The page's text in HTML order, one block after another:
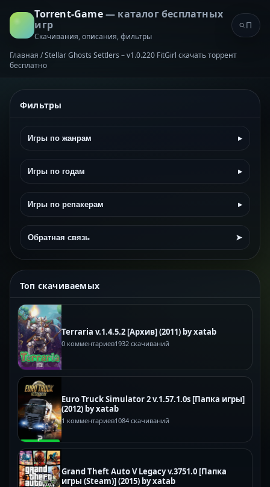
Torrent-Game— каталог бесплатных
игр
Скачивания, описания, фильтры
Главная /Stellar Ghosts Settlers – v1.0.220 FitGirl скачать торрент
бесплатно
Фильтры
Игры по жанрам ▸
Игры по годам ▸
Игры по репакерам ▸
Обратная связь ➤
Топ скачиваемых
Terraria v.1.4.5.2 [Архив] (2011) by xatab
0 комментариев1932 скачиваний
Euro Truck Simulator 2 v.1.57.1.0s [Папка игры]
(2012) by xatab
1 комментариев1084 скачиваний
Grand Theft Auto V Legacy v.3751.0 [Папка
игры (Steam)] (2015) by xatab